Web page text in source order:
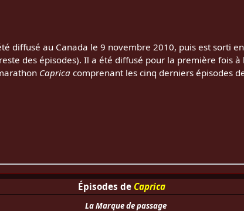
diffusé au Canada le 9 novembre 2010, puis est sorti
des épisodes). Il a été diffusé pour la première fois à
Capricacomprenant les cinq derniers épisodes
Épisodes de Caprica
La Marque de passage